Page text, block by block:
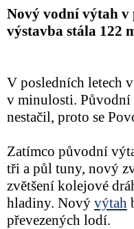
Nový vodní výtah
výstavba stála 122
V posledních letech
v minulosti.
nestačil, proto se
Zatímco původní
tři a půl tuny, nový
zvětšení kolejové
hladiny. Nový výtah
převezených lodí.